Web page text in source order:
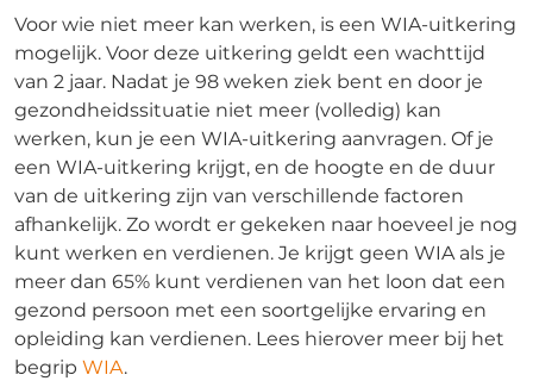
Voor wie niet meer kan werken, is een WIA-uitkering
mogelijk. Voor deze uitkering geldt een wachttijd
van 2 jaar. Nadat je 98 weken ziek bent en door je
gezondheidssituatie niet meer (volledig) kan
werken, kun je een WIA-uitkering aanvragen. Of je
een WIA-uitkering krijgt, en de hoogte en de duur
van de uitkering zijn van verschillende factoren
afhankelijk. Zo wordt er gekeken naar hoeveel je nog
kunt werken en verdienen. Je krijgt geen WIA als je
meer dan 65% kunt verdienen van het loon dat een
gezond persoon met een soortgelijke ervaring en
opleiding kan verdienen. Lees hierover meer bij het
begrip WIA.